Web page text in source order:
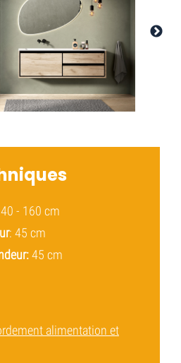
- 160 cm
: 45 cm
45 cm
alimentation et